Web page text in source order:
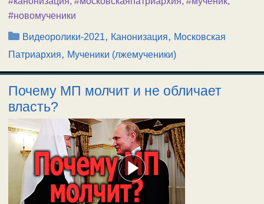
#новомученики
Рубрики
Видеоролики-2021, Канонизация, Московская
Патриархия, Мученики (лжемученики)
Почему МП молчит и не обличает
власть?